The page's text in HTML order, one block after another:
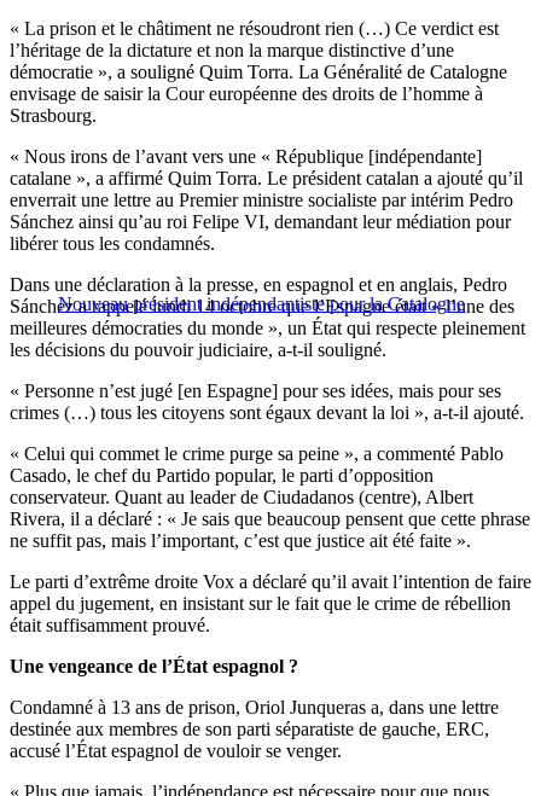
« La prison et le châtiment ne résoudront rien (…) Ce verdict est
l’héritage de la dictature et non la marque distinctive d’une
démocratie », a souligné Quim Torra. La Généralité de Catalogne
envisage de saisir la Cour européenne des droits de l’homme à
Strasbourg.
« Nous irons de l’avant vers une « République [indépendante]
catalane », a affirmé Quim Torra. Le président catalan a ajouté qu’il
enverrait une lettre au Premier ministre socialiste par intérim Pedro
Sánchez ainsi qu’au roi Felipe VI, demandant leur médiation pour
libérer tous les condamnés.
Nouveau président indépendantiste pour la Catalogne
Dans une déclaration à la presse, en espagnol et en anglais, Pedro
Sánchez a rappelé lundi 14 octobre que l’Espagne était « l’une des
meilleures démocraties du monde », un État qui respecte pleinement
les décisions du pouvoir judiciaire, a-t-il souligné.
« Personne n’est jugé [en Espagne] pour ses idées, mais pour ses
crimes (…) tous les citoyens sont égaux devant la loi », a-t-il ajouté.
« Celui qui commet le crime purge sa peine », a commenté Pablo
Casado, le chef du Partido popular, le parti d’opposition
conservateur. Quant au leader de Ciudadanos (centre), Albert
Rivera, il a déclaré : « Je sais que beaucoup pensent que cette phrase
ne suffit pas, mais l’important, c’est que justice ait été faite ».
Le parti d’extrême droite Vox a déclaré qu’il avait l’intention de faire
appel du jugement, en insistant sur le fait que le crime de rébellion
était suffisamment prouvé.
Une vengeance de l’État espagnol ?
Condamné à 13 ans de prison, Oriol Junqueras a, dans une lettre
destinée aux membres de son parti séparatiste de gauche, ERC,
accusé l’État espagnol de vouloir se venger.